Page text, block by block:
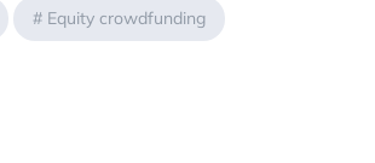
# Equity crowdfunding